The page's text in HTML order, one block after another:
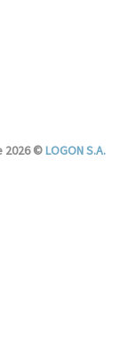
2026 ©LOGON S.A.